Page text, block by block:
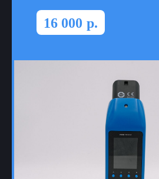
16 000 р.